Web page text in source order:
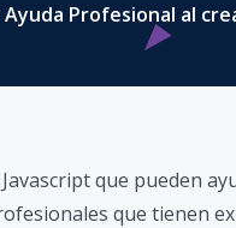
Profesional al
que pueden
que tienen